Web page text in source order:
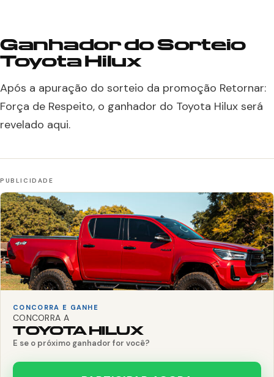
Ganhador do Sorteio
Toyota Hilux
Após a apuração do sorteio da promoção Retornar:
Força de Respeito, o ganhador do Toyota Hilux será
revelado aqui.
CONCORRA E GANHE
CONCORRA A
TOYOTA HILUX
E se o próximo ganhador for você?